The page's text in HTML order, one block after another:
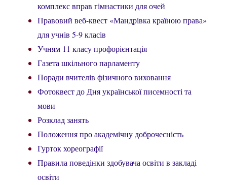
комплекс вправ гімнастики для очей
Правовий веб-квест «Мандрівка країною права»
для учнів 5-9 класів
Учням 11 класу профорієнтація
Газета шкільного парламенту
Поради вчителів фізичного виховання
Фотоквест до Дня української писемності та
мови
Розклад занять
Положення про академічну доброчесність
Гурток хореографії
Правила поведінки здобувача освіти в закладі
освіти